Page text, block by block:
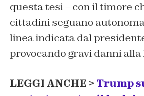
questa tesi – con il timore
cittadini seguano
linea indicata dal
provocando gravi danni alla
LEGGI ANCHE > Trump